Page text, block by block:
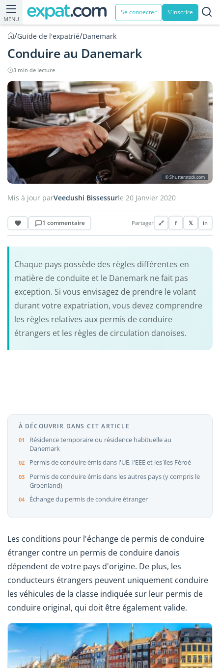
MENU
Se connecter S'inscrire
/Guide de l'expatrié/Danemark
Conduire au Danemark
3 min de lecture
© Shutterstock.com
Mis à jour parVeedushi Bissessurle 20 Janvier 2020
1 commentaire Partager 🔗 f 𝕏 in
Chaque pays possède des règles différentes en
matière de conduite et le Danemark ne fait pas
exception. Si vous envisagez de prendre le volant
durant votre expatriation, vous devez comprendre
les règles relatives aux permis de conduire
étrangers et les règles de circulation danoises.
À DÉCOUVRIR DANS CET ARTICLE
Résidence temporaire ou résidence habituelle au
Danemark
Permis de conduire émis dans l'UE, l'EEE et les îles Féroé
Permis de conduire émis dans les autres pays (y compris le
Groenland)
Échange du permis de conduire étranger
Les conditions pour l'échange de permis de conduire
étranger contre un permis de conduire danois
dépendent de votre pays d'origine. De plus, les
conducteurs étrangers peuvent uniquement conduire
les véhicules de la classe indiquée sur leur permis de
conduire original, qui doit être également valide.